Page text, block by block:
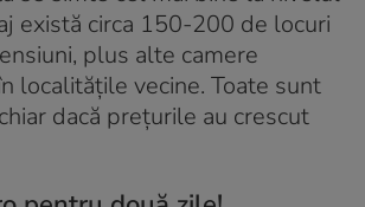
există circa 150-200 de locuri
plus alte camere
localitățile vecine. Toate sunt
dacă prețurile au crescut